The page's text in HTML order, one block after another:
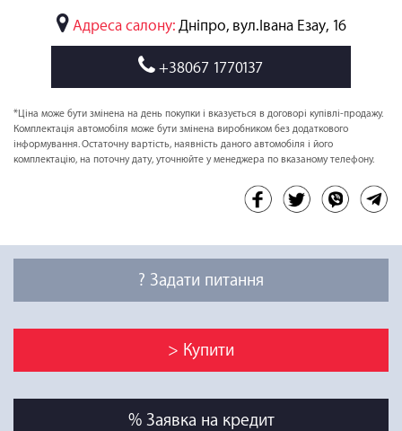
Адреса салону: Дніпро, вул.Івана Езау, 16
+38067 1770137
*Ціна може бути змінена на день покупки і вказується в договорі купівлі-продажу.
Комплектація автомобіля може бути змінена виробником без додаткового
інформування. Остаточну вартість, наявність даного автомобіля і його
комплектацію, на поточну дату, уточнюйте у менеджера по вказаному телефону.
? Задати питання
> Купити
% Заявка на кредит